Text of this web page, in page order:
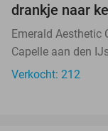
drankje naar
Emerald Aesthetic
Capelle aan den
Verkocht: 212